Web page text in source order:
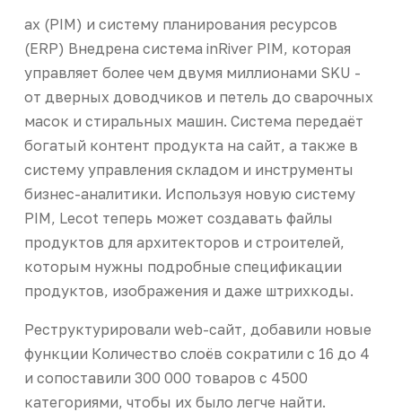
ах (PIM) и систему планирования ресурсов
(ERP) Внедрена система inRiver PIM, которая
управляет более чем двумя миллионами SKU -
от дверных доводчиков и петель до сварочных
масок и стиральных машин. Система передаёт
богатый контент продукта на сайт, а также в
систему управления складом и инструменты
бизнес-аналитики. Используя новую систему
PIM, Lecot теперь может создавать файлы
продуктов для архитекторов и строителей,
которым нужны подробные спецификации
продуктов, изображения и даже штрихкоды.
Реструктурировали web-сайт, добавили новые
функции Количество слоёв сократили с 16 до 4
и сопоставили 300 000 товаров с 4500
категориями, чтобы их было легче найти.